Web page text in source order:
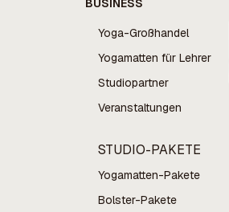
Yoga-Großhandel
Yogamatten für Lehrer
Studiopartner
Veranstaltungen
STUDIO-PAKETE
Yogamatten-Pakete
Bolster-Pakete